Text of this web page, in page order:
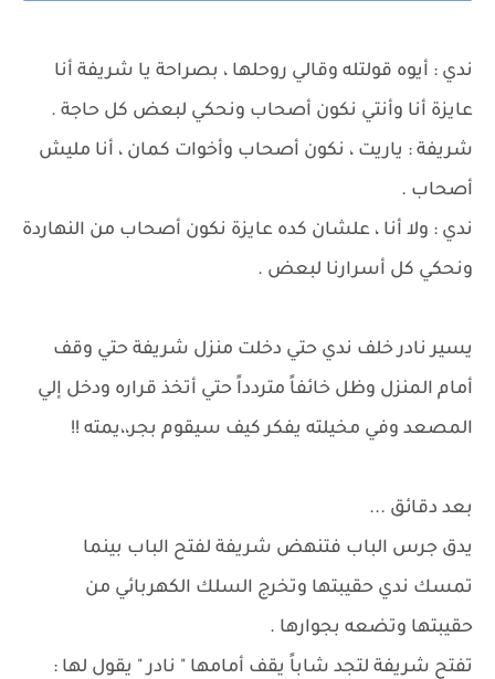
ندي : أيوه قولتله وقالي روحلها ، بصراحة يا شريفة أنا
عايزة أنا وأنتي نكون أصحاب ونحكي لبعض كل حاجة .
شريفة : ياريت ، نكون أصحاب وأخوات كمان ، أنا مليش
أصحاب .
ندي : ولا أنا ، علشان كده عايزة نكون أصحاب من النهاردة
ونحكي كل أسرارنا لبعض .
يسير نادر خلف ندي حتي دخلت منزل شريفة حتي وقف
أمام المنزل وظل خائفاً متردداً حتي أتخذ قراره ودخل إلي
المصعد وفي مخيلته يفكر كيف سيقوم بجر،،يمته !!
بعد دقائق ...
يدق جرس الباب فتنهض شريفة لفتح الباب بينما
تمسك ندي حقيبتها وتخرج السلك الكهربائي من
حقيبتها وتضعه بجوارها .
تفتح شريفة لتجد شاباً يقف أمامها " نادر " يقول لها :